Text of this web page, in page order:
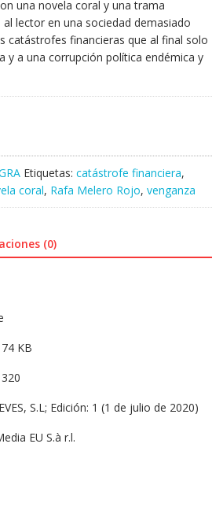
una novela coral y una trama
lector en una sociedad demasiado
catástrofes financieras que al final solo
y a una corrupción política endémica y
Etiquetas: catástrofe financiera,
coral, Rafa Melero Rojo, venganza
(0)
KB
S.L; Edición: 1 (1 de julio de 2020)
EU S.à r.l.